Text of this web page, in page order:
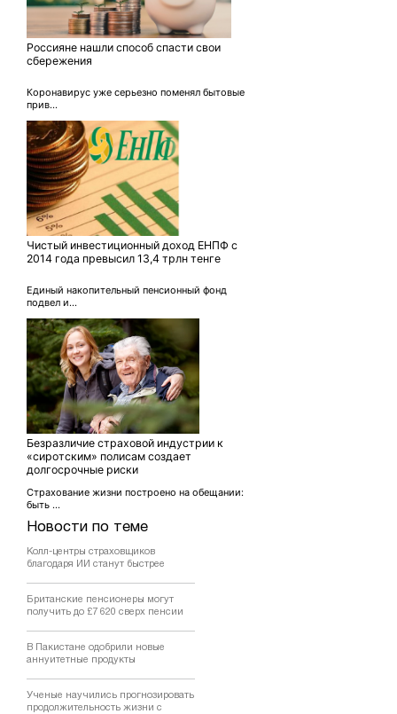
Новости по теме
Колл-центры страховщиков
благодаря ИИ станут быстрее
Британские пенсионеры могут
получить до £7 620 сверх пенсии
В Пакистане одобрили новые
аннуитетные продукты
Ученые научились прогнозировать
продолжительность жизни с
Россияне нашли способ спасти свои
сбережения
Коронавирус уже серьезно поменял бытовые
прив...
Чистый инвестиционный доход ЕНПФ с
2014 года превысил 13,4 трлн тенге
Единый накопительный пенсионный фонд
подвел и...
Безразличие страховой индустрии к
«сиротским» полисам создает
долгосрочные риски
Страхование жизни построено на обещании:
быть ...